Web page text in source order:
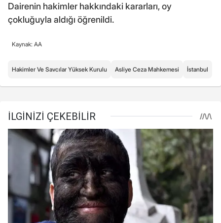
Dairenin hakimler hakkındaki kararları, oy
çokluğuyla aldığı öğrenildi.
Kaynak: AA
Hakimler Ve Savcılar Yüksek Kurulu Asliye Ceza Mahkemesi İstanbul